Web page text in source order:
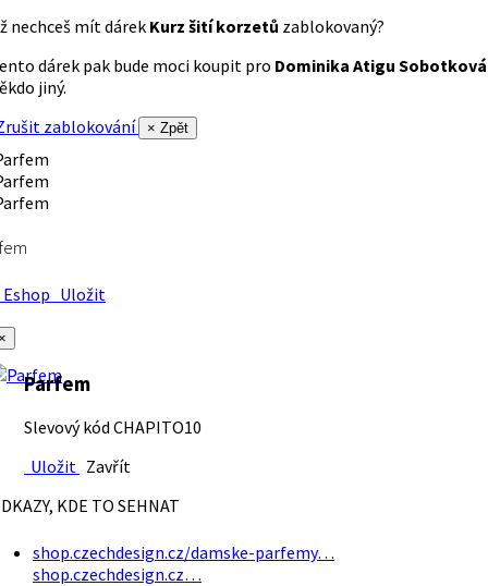
nechceš mít dárek Kurz šití korzetů zablokovaný?
dárek pak bude moci koupit pro Dominika Atigu Sobotková
jiný.
zablokování
× Zpět
Uložit
Parfem
Slevový kód CHAPITO10
Uložit Zavřít
KDE TO SEHNAT
shop.czechdesign.cz/damske-parfemy…
shop.czechdesign.cz…